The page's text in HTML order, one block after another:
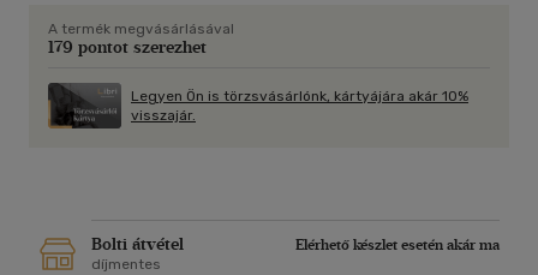
A termék megvásárlásával
179 pontot szerezhet
Legyen Ön is törzsvásárlónk, kártyájára akár 10%
visszajár.
Bolti átvétel
Elérhető készlet esetén akár ma
díjmentes